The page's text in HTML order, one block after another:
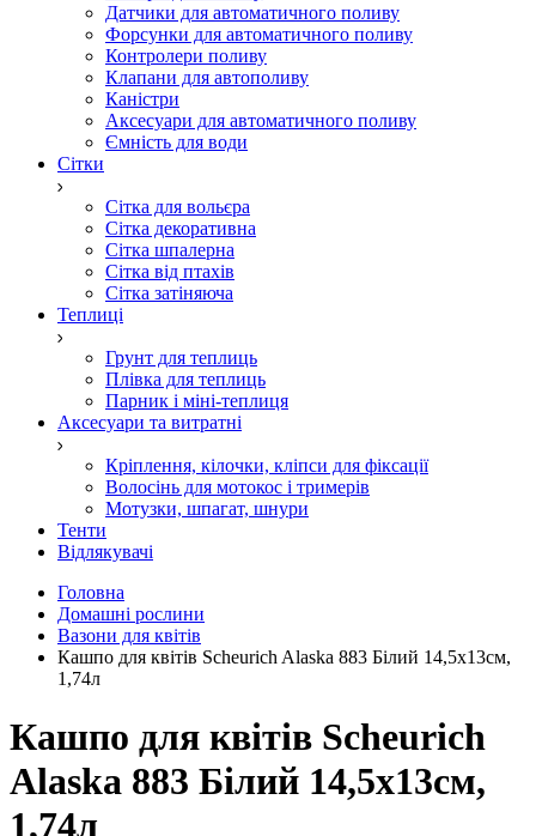
Датчики для автоматичного поливу
Форсунки для автоматичного поливу
Контролери поливу
Клапани для автополиву
Каністри
Аксесуари для автоматичного поливу
Ємність для води
Сітки
Сітка для вольєра
Сітка декоративна
Сітка шпалерна
Сітка від птахів
Сітка затіняюча
Теплиці
Грунт для теплиць
Плівка для теплиць
Парник і міні-теплиця
Аксесуари та витратні
Кріплення, кілочки, кліпси для фіксації
Волосінь для мотокос і тримерів
Мотузки, шпагат, шнури
Тенти
Відлякувачі
Головна
Домашні рослини
Вазони для квітів
Кашпо для квітів Scheurich Alaska 883 Білий 14,5x13см,
1,74л
Кашпо для квітів Scheurich
Alaska 883 Білий 14,5x13см,
1,74л